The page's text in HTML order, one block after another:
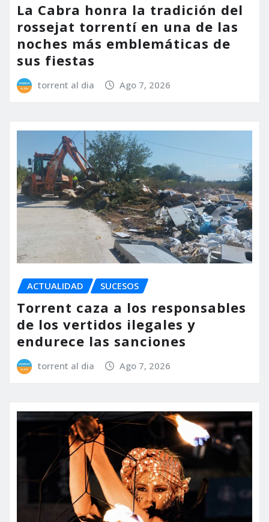
La Cabra honra la tradición del
rossejat torrentí en una de las
noches más emblemáticas de
sus fiestas
torrent al dia Ago 7, 2026
ACTUALIDAD SUCESOS
Torrent caza a los responsables
de los vertidos ilegales y
endurece las sanciones
torrent al dia Ago 7, 2026